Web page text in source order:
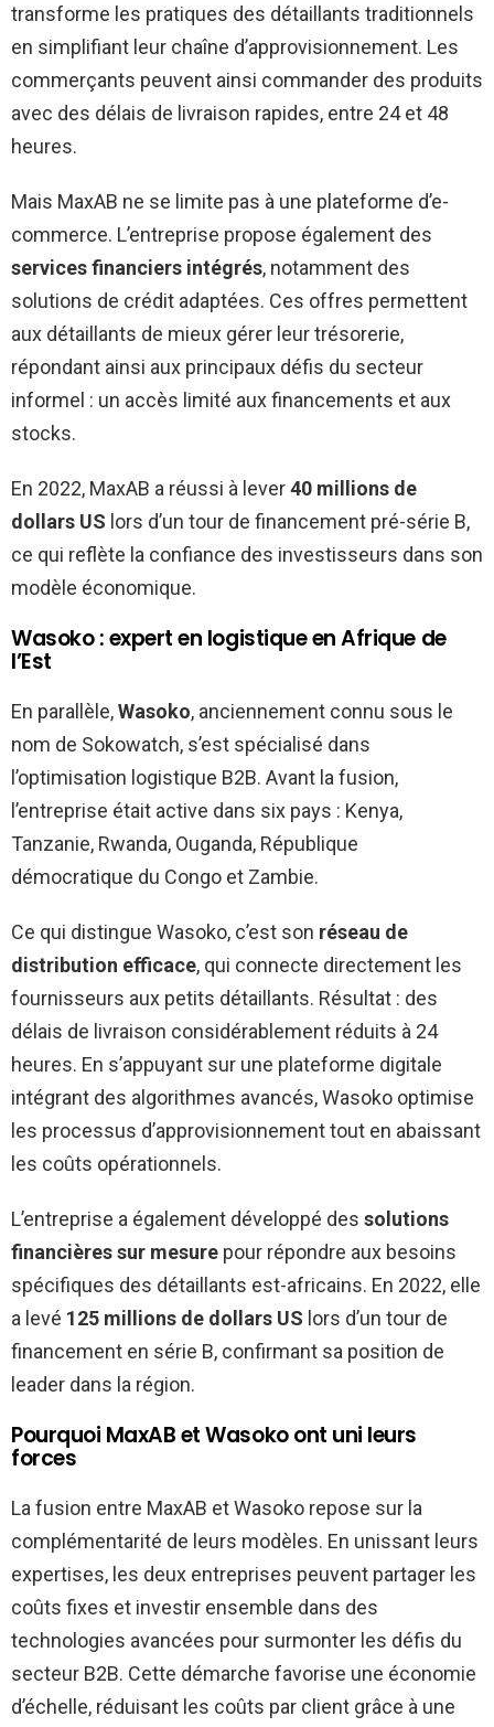
transforme les pratiques des détaillants traditionnels
en simplifiant leur chaîne d’approvisionnement. Les
commerçants peuvent ainsi commander des produits
avec des délais de livraison rapides, entre 24 et 48
heures.
Mais MaxAB ne se limite pas à une plateforme d’e-
commerce. L’entreprise propose également des
services financiers intégrés, notamment des
solutions de crédit adaptées. Ces offres permettent
aux détaillants de mieux gérer leur trésorerie,
répondant ainsi aux principaux défis du secteur
informel : un accès limité aux financements et aux
stocks.
En 2022, MaxAB a réussi à lever40 millions de
dollars US lors d’un tour de financement pré-série B,
ce qui reflète la confiance des investisseurs dans son
modèle économique.
Wasoko : expert en logistique en Afrique de
l’Est
En parallèle,Wasoko, anciennement connu sous le
nom de Sokowatch, s’est spécialisé dans
l’optimisation logistique B2B. Avant la fusion,
l’entreprise était active dans six pays : Kenya,
Tanzanie, Rwanda, Ouganda, République
démocratique du Congo et Zambie.
Ce qui distingue Wasoko, c’est son réseau de
distribution efficace, qui connecte directement les
fournisseurs aux petits détaillants. Résultat : des
délais de livraison considérablement réduits à 24
heures. En s’appuyant sur une plateforme digitale
intégrant des algorithmes avancés, Wasoko optimise
les processus d’approvisionnement tout en abaissant
les coûts opérationnels.
L’entreprise a également développé des solutions
financières sur mesure pour répondre aux besoins
spécifiques des détaillants est-africains. En 2022, elle
a levé 125 millions de dollars US lors d’un tour de
financement en série B, confirmant sa position de
leader dans la région.
Pourquoi MaxAB et Wasoko ont uni leurs
forces
La fusion entre MaxAB et Wasoko repose sur la
complémentarité de leurs modèles. En unissant leurs
expertises, les deux entreprises peuvent partager les
coûts fixes et investir ensemble dans des
technologies avancées pour surmonter les défis du
secteur B2B. Cette démarche favorise une économie
d’échelle, réduisant les coûts par client grâce à une